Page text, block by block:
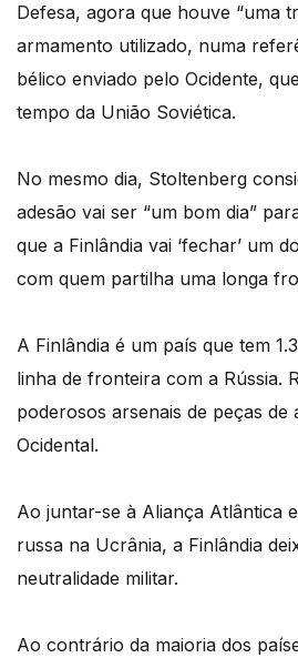
Defesa, agora que houve “uma
armamento utilizado, numa
bélico enviado pelo Ocidente,
tempo da União Soviética.
No mesmo dia, Stoltenberg
adesão vai ser “um bom dia”
que a Finlândia vai ‘fechar’ um
com quem partilha uma longa
A Finlândia é um país que tem
linha de fronteira com a Rússia.
poderosos arsenais de peças de
Ocidental.
Ao juntar-se à Aliança Atlântica
russa na Ucrânia, a Finlândia
neutralidade militar.
Ao contrário da maioria dos